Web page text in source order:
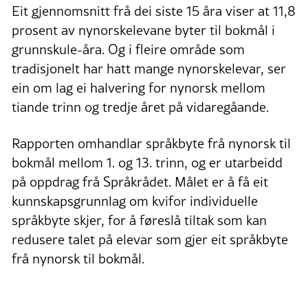
Eit gjennomsnitt frå dei siste 15 åra viser at 11,8
prosent av nynorskelevane byter til bokmål i
grunnskule-åra. Og i fleire område som
tradisjonelt har hatt mange nynorskelevar, ser
ein om lag ei halvering for nynorsk mellom
tiande trinn og tredje året på vidaregåande.
Rapporten omhandlar språkbyte frå nynorsk til
bokmål mellom 1. og 13. trinn, og er utarbeidd
på oppdrag frå Språkrådet. Målet er å få eit
kunnskapsgrunnlag om kvifor individuelle
språkbyte skjer, for å føreslå tiltak som kan
redusere talet på elevar som gjer eit språkbyte
frå nynorsk til bokmål.